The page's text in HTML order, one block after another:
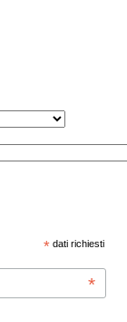
* dati richiesti
*